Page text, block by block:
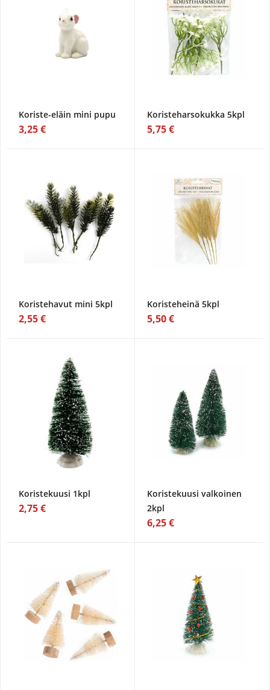
Koriste-eläin mini pupu
3,25 €
Koristeharsokukka 5kpl
5,75 €
Koristehavut mini 5kpl
2,55 €
Koristeheinä 5kpl
5,50 €
Koristekuusi 1kpl
2,75 €
Koristekuusi valkoinen
2kpl
6,25 €